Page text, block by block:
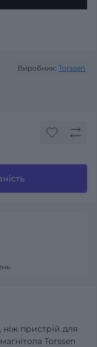
Виробник: Torssen
пристрій для
Torssen